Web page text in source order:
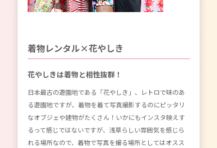
着物レンタル×花やしき
花やしきは着物と相性抜群！
日本最古の遊園地である「花やしき」、レトロで味のあ
る遊園地ですが、着物を着て写真撮影するのにピッタリ
なオブジェや建物がたくさん！いかにもインスタ映えす
るって感じではないですが、浅草らしい雰囲気を感じら
れる場所なので、着物で写真を撮る場所としてはオスス